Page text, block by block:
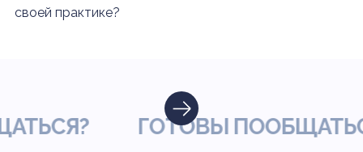
своей практике?
ГОТОВЫ ПООБЩАТЬСЯ?